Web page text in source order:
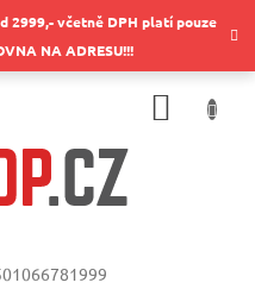
2999,- včetně DPH platí pouze
NA ADRESU!!!